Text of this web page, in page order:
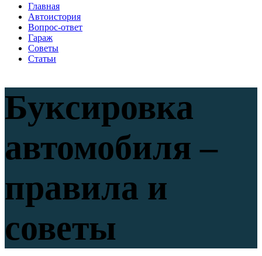
Главная
Автоистория
Вопрос-ответ
Гараж
Советы
Статьи
Буксировка
автомобиля –
правила и
советы